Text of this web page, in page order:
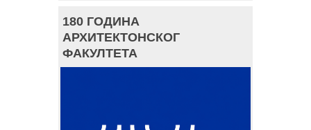
180 ГОДИНА
АРХИТЕКТОНСКОГ
ФАКУЛТЕТА